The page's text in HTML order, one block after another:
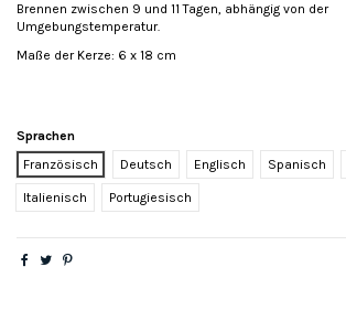
Brennen zwischen 9 und 11 Tagen, abhängig von der
Umgebungstemperatur.
Maße der Kerze: 6 x 18 cm
Sprachen
Französisch
Deutsch Englisch Spanisch
Italienisch Portugiesisch